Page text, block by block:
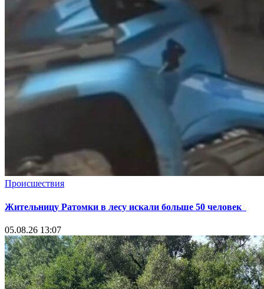
Происшествия
Жительницу Ратомки в лесу искали больше 50 человек
05.08.26 13:07